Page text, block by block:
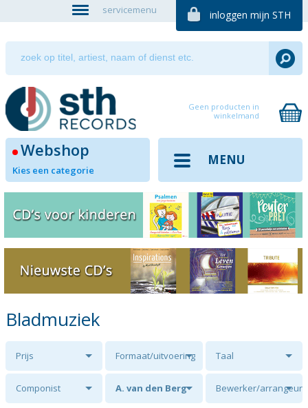
servicemenu inloggen mijn STH
Geen producten in
winkelmand
Webshop
Kies een categorie
MENU
Bladmuziek
Prijs Formaat/uitvoering Taal
Componist A. van den Berg Bewerker/arrangeur